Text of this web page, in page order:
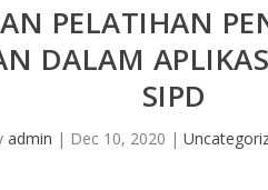
PELATIHAN
DALAM
SIPD
admin | Dec 10, 2020 |